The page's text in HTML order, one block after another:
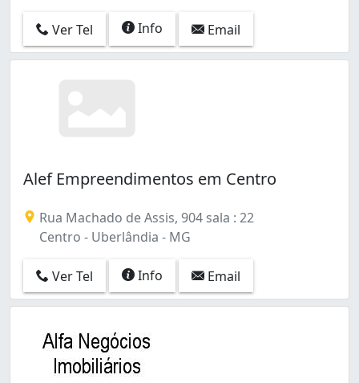
Ver Tel Info Email
Alef Empreendimentos em Centro
Rua Machado de Assis, 904 sala : 22
Centro - Uberlândia - MG
Ver Tel Info Email